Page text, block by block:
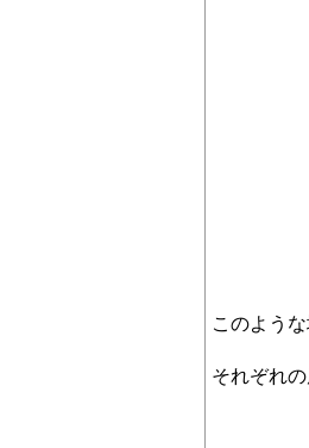
このよう
それぞれ